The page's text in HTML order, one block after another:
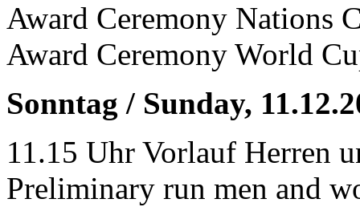
Award Ceremony Nations
Award Ceremony World
Sonntag / Sunday,
11.15 Uhr Vorlauf Herren
Preliminary run men and